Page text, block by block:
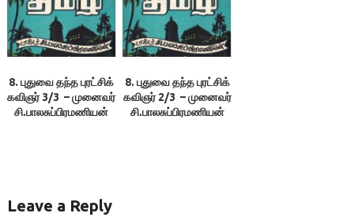
8. புதுவை தந்த புரட்சிக்
கவிஞர் 3/3 – முனைவர்
சி.பாலசுப்பிரமணியன்
8. புதுவை தந்த புரட்சிக்
கவிஞர் 2/3 – முனைவர்
சி.பாலசுப்பிரமணியன்
Leave a Reply